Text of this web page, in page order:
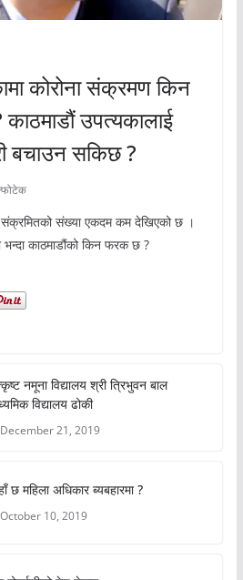
कोरोना संक्रमण किन
उपत्यकालाई
बचाउन सकिछ ?
संक्रमितको संख्या एकदम कम देखिएको छ ।
काठमाडौंको किन फरक छ ?
नमूना विद्यालय श्री त्रिभुवन बाल
विद्यालय ढोकी
December 21, 2019
छ महिला अधिकार ब्यबहारमा ?
October 10, 2019